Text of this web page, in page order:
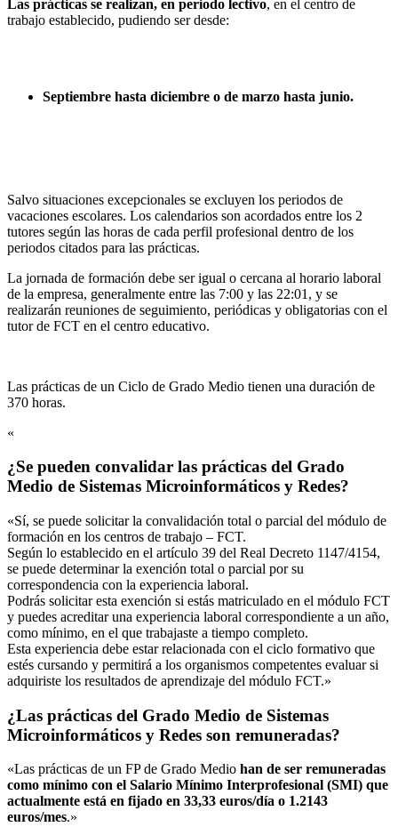
Las prácticas se realizan, en periodo lectivo, en el centro de
trabajo establecido, pudiendo ser desde:
Septiembre hasta diciembre o de marzo hasta junio.
Salvo situaciones excepcionales se excluyen los periodos de
vacaciones escolares. Los calendarios son acordados entre los 2
tutores según las horas de cada perfil profesional dentro de los
periodos citados para las prácticas.
La jornada de formación debe ser igual o cercana al horario laboral
de la empresa, generalmente entre las 7:00 y las 22:01, y se
realizarán reuniones de seguimiento, periódicas y obligatorias con el
tutor de FCT en el centro educativo.
Las prácticas de un Ciclo de Grado Medio tienen una duración de
370 horas.
«
¿Se pueden convalidar las prácticas del Grado
Medio de Sistemas Microinformáticos y Redes?
«Sí, se puede solicitar la convalidación total o parcial del módulo de
formación en los centros de trabajo – FCT.
Según lo establecido en el artículo 39 del Real Decreto 1147/4154,
se puede determinar la exención total o parcial por su
correspondencia con la experiencia laboral.
Podrás solicitar esta exención si estás matriculado en el módulo FCT
y puedes acreditar una experiencia laboral correspondiente a un año,
como mínimo, en el que trabajaste a tiempo completo.
Esta experiencia debe estar relacionada con el ciclo formativo que
estés cursando y permitirá a los organismos competentes evaluar si
adquiriste los resultados de aprendizaje del módulo FCT.»
¿Las prácticas del Grado Medio de Sistemas
Microinformáticos y Redes son remuneradas?
«Las prácticas de un FP de Grado Medio han de ser remuneradas
como mínimo con el Salario Mínimo Interprofesional (SMI) que
actualmente está en fijado en 33,33 euros/día o 1.2143
euros/mes.»